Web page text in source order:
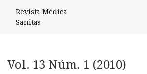
Revista Médica
Sanitas
Vol. 13 Núm. 1 (2010)